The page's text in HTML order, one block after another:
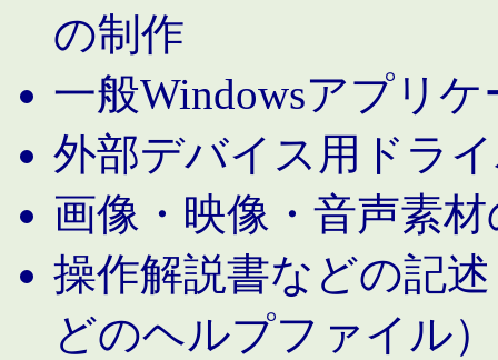
の制作
一般Windowsアプリ
外部デバイス用ドラ
画像・映像・音声素
操作解説書などの記
どのヘルプファイル）